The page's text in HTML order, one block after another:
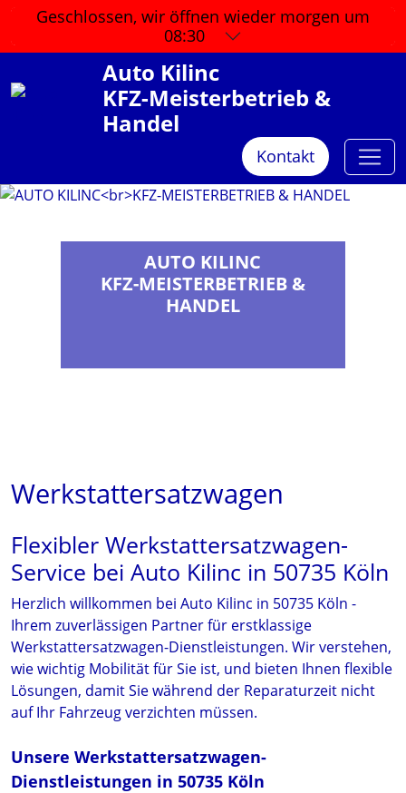
Geschlossen, wir öffnen wieder morgen um
08:30
Auto Kilinc
KFZ-Meisterbetrieb &
Handel
Kontakt
AUTO KILINC
KFZ-MEISTERBETRIEB &
HANDEL
Werkstattersatzwagen
Flexibler Werkstattersatzwagen-
Service bei Auto Kilinc in 50735 Köln
Herzlich willkommen bei Auto Kilinc in 50735 Köln -
Ihrem zuverlässigen Partner für erstklassige
Werkstattersatzwagen-Dienstleistungen. Wir verstehen,
wie wichtig Mobilität für Sie ist, und bieten Ihnen flexible
Lösungen, damit Sie während der Reparaturzeit nicht
auf Ihr Fahrzeug verzichten müssen.
Unsere Werkstattersatzwagen-
Dienstleistungen in 50735 Köln